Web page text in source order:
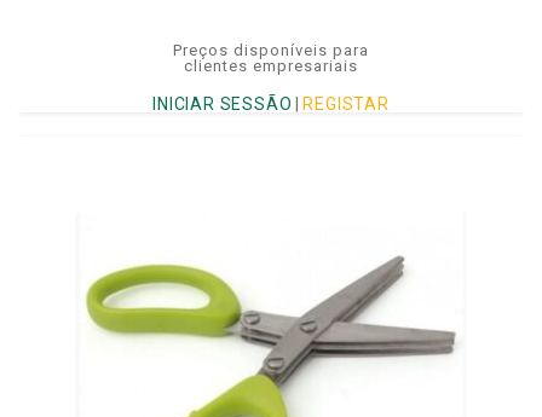
Preços disponíveis para
clientes empresariais
INICIAR SESSÃO REGISTAR